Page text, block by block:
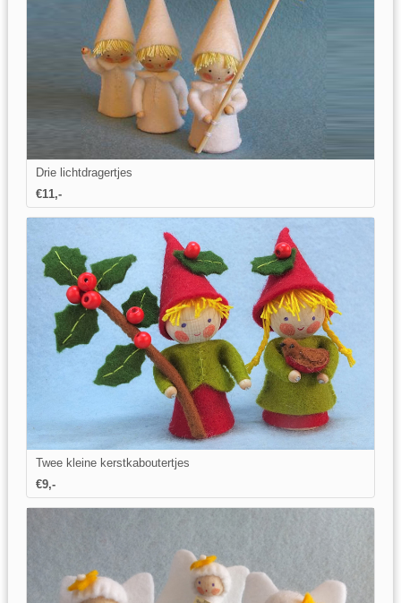
Drie lichtdragertjes
€11,-
Twee kleine kerstkaboutertjes
€9,-